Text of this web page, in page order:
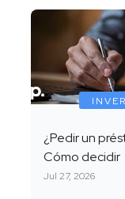
¿Pedir un
Cómo decidir
Jul 27, 2026